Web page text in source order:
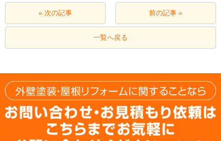
« 次の記事 前の記事 »
一覧へ戻る